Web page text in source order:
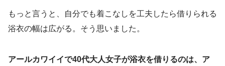
もっと言うと、自分でも着こなしを工夫したら借りられる
浴衣の幅は広がる。そう思いました。
アールカワイイで40代大人女子が浴衣を借りるのは、ア